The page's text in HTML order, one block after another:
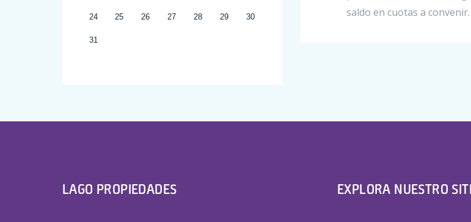
saldo en cuotas a convenir.
24 25 26 27 28 29 30
31
LAGO PROPIEDADES EXPLORA NUESTRO